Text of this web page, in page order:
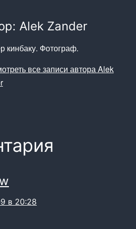
Alek Zander
кинбаку. Фотограф.
все записи автора Alek
в 20:28